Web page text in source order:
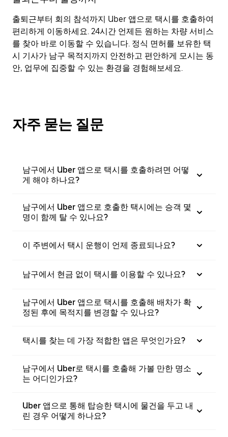
출퇴근부터 회의 참석까지 Uber 앱으로 택시를 호출하여
편리하게 이동하세요. 24시간 언제든 원하는 차량 서비스
를 찾아 바로 이동할 수 있습니다. 정식 면허를 보유한 택
시 기사가 남구 목적지까지 안전하고 편안하게 모시는 동
안, 업무에 집중할 수 있는 환경을 경험해보세요.
자주 묻는 질문
남구에서 Uber 앱으로 택시를 호출하려면 어떻
게 해야 하나요?
남구에서 Uber 앱으로 호출한 택시에는 승객 몇
명이 함께 탈 수 있나요?
이 주변에서 택시 운행이 언제 종료되나요?
남구에서 현금 없이 택시를 이용할 수 있나요?
남구에서 Uber 앱으로 택시를 호출해 배차가 확
정된 후에 목적지를 변경할 수 있나요?
택시를 찾는 데 가장 적합한 앱은 무엇인가요?
남구에서 Uber로 택시를 호출해 가볼 만한 명소
는 어디인가요?
Uber 앱으로 통해 탑승한 택시에 물건을 두고 내
린 경우 어떻게 하나요?